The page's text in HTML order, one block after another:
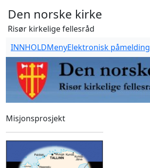
Den norske kirke
Risør kirkelige fellesråd
INNHOLDMenyElektronisk påmelding
Misjonsprosjekt